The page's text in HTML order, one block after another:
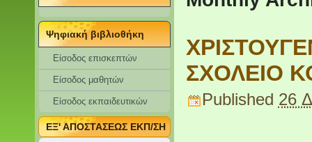
Ψηφιακή βιβλιοθήκη
Είσοδος επισκεπτών
Eίσοδος μαθητών
Είσοδος εκπαιδευτικών
ΕΞ' ΑΠΟΣΤΑΣΕΩΣ ΕΚΠ/ΣΗ
ΣΧΟΛΕΙΟ
Published 26